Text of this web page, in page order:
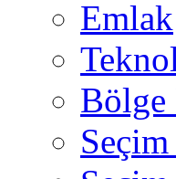
Emlak
Bölge